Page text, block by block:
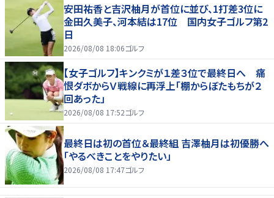
安田祐香と吉沢柚月が首位に並び、1打差3位に
金田久美子、河本結は17位 国内女子ゴルフ第2
日
2026/08/08 18:06ゴルフ
【女子ゴルフ】キンクミが１差３位で最終日へ 痛
恨ダボからＶ戦線に再浮上「棚からぼたもちが２
回あった」
2026/08/08 17:52ゴルフ
最終日は初の首位＆最終組 吉澤柚月は初優勝へ
「やるべきことをやりたい」
2026/08/08 17:47ゴルフ